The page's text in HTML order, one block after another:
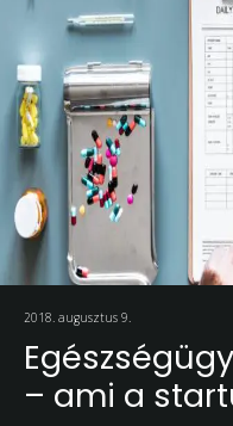
2018. augusztus 9.
– ami a